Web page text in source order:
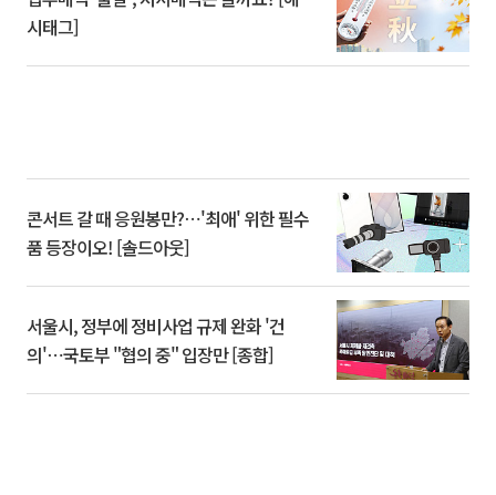
시태그]
콘서트 갈 때 응원봉만?⋯'최애' 위한 필수
품 등장이오! [솔드아웃]
서울시, 정부에 정비사업 규제 완화 '건
의'⋯국토부 "협의 중" 입장만 [종합]